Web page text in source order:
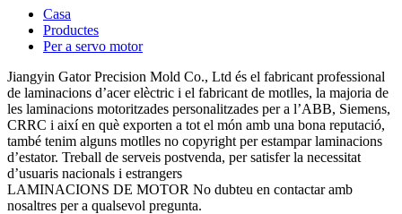
Casa
Productes
Per a servo motor
Jiangyin Gator Precision Mold Co., Ltd és el fabricant professional
de laminacions d’acer elèctric i el fabricant de motlles, la majoria de
les laminacions motoritzades personalitzades per a l’ABB, Siemens,
CRRC i així en què exporten a tot el món amb una bona reputació,
també tenim alguns motlles no copyright per estampar laminacions
d’estator. Treball de serveis postvenda, per satisfer la necessitat
d’usuaris nacionals i estrangers
LAMINACIONS DE MOTOR No dubteu en contactar amb
nosaltres per a qualsevol pregunta.